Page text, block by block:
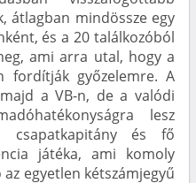
átlagban mindössze egy
és a 20 találkozóból
ami arra utal, hogy a
fordítják győzelemre. A
a VB-n, de a valódi
lesz
csapatkapitány és fő
játéka, ami komoly
egyetlen kétszámjegyű